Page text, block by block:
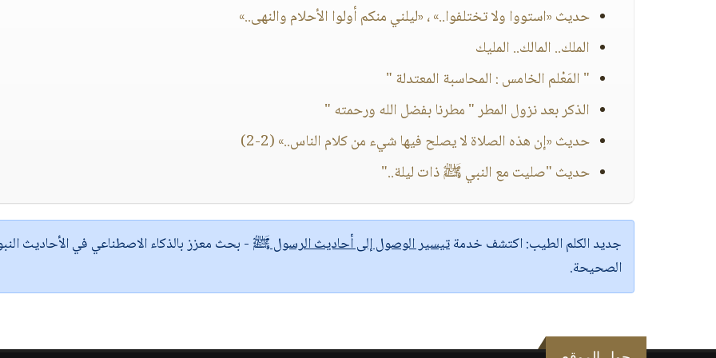
حديث «استووا ولا تختلفوا..» ، «ليلني منكم أولوا الأحلام والنهى..»
الملك.. المالك.. المليك
" المَعْلم الخامس : المحاسبة المعتدلة "
الذكر بعد نزول المطر " مطرنا بفضل الله ورحمته "
حديث «إن هذه الصلاة لا يصلح فيها شيء من كلام الناس..» (2-2)
حديث "صليت مع النبي ﷺ ذات ليلة.."
جديد الكلم الطيب:اكتشف خدمةتيسير الوصول إلى أحاديث الرسول ﷺ - بحث معزز بالذكاء الاصطناعي في الأحاديث
الصحيحة.